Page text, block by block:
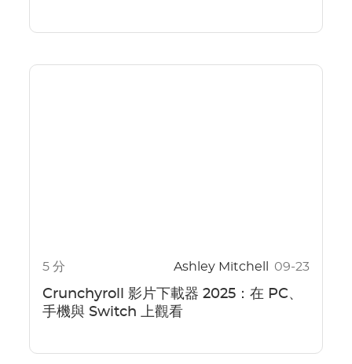
5 分 Ashley Mitchell 09-23
Crunchyroll 影片下載器 2025：在 PC、
手機與 Switch 上觀看